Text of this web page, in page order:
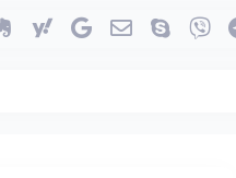
تلگرام وایبر اسکایپ ایمیل گوگل یاهو